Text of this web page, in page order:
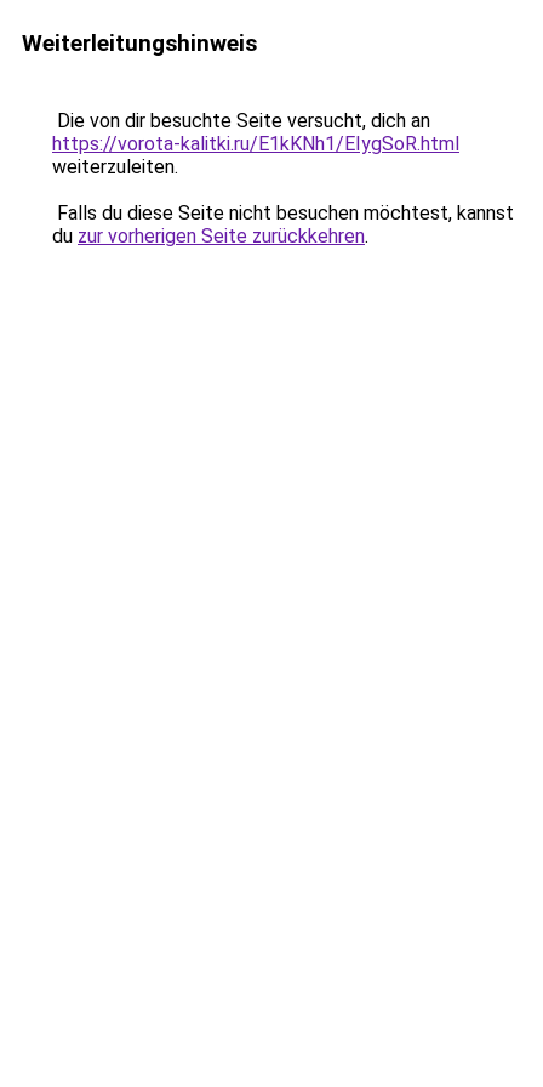
Weiterleitungshinweis
Die von dir besuchte Seite versucht, dich an
https://vorota-kalitki.ru/E1kKNh1/EIygSoR.html
weiterzuleiten.
Falls du diese Seite nicht besuchen möchtest, kannst
du zur vorherigen Seite zurückkehren.